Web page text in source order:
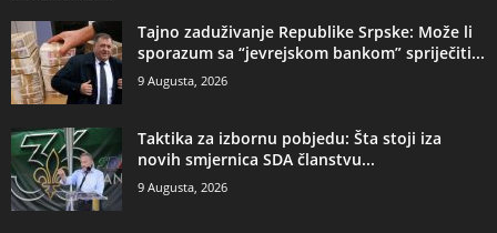
Tajno zaduživanje Republike Srpske: Može li
sporazum sa “jevrejskom bankom” spriječiti...
9 Augusta, 2026
Taktika za izbornu pobjedu: Šta stoji iza
novih smjernica SDA članstvu...
9 Augusta, 2026